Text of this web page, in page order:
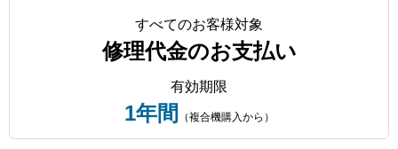
すべてのお客様対象
修理代金のお支払い
有効期限
1年間 （複合機購入から）